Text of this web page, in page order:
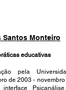
Santos Monteiro
educativas
pela
de 2003 -